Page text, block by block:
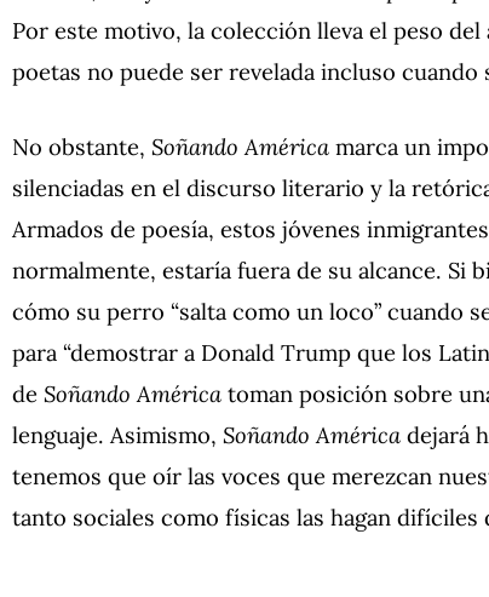
Por este motivo, la colección lleva el peso
poetas no puede ser revelada incluso
No obstante, Soñando América marca un
silenciadas en el discurso literario y la
Armados de poesía, estos jóvenes
normalmente, estaría fuera de su alcance. Si
cómo su perro “salta como un loco” cuando
para “demostrar a Donald Trump que los
de Soñando América toman posición sobre
lenguaje. Asimismo, Soñando América dejará
tenemos que oír las voces que merezcan
tanto sociales como físicas las hagan difíciles